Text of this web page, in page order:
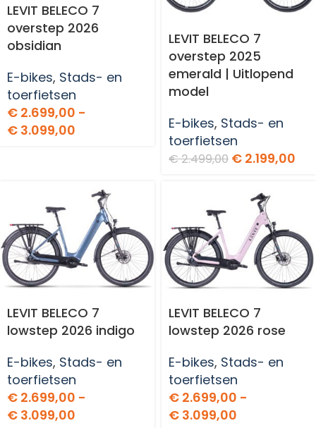
LEVIT BELECO 7
overstep 2026
obsidian
E-bikes, Stads- en
toerfietsen
€ 2.699,00 -
€ 3.099,00
LEVIT BELECO 7
overstep 2025
emerald | Uitlopend
model
E-bikes, Stads- en
toerfietsen
€2.499,00 € 2.199,00
LEVIT BELECO 7
lowstep 2026 indigo
E-bikes, Stads- en
toerfietsen
€ 2.699,00 -
€ 3.099,00
LEVIT BELECO 7
lowstep 2026 rose
E-bikes, Stads- en
toerfietsen
€ 2.699,00 -
€ 3.099,00